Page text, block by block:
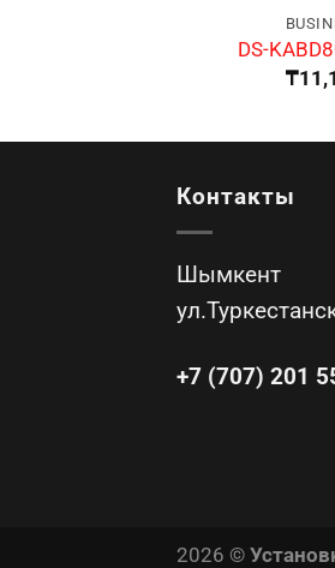
DS-
₸
Контакты
Шымкент
+7 (707) 201
2026 ©